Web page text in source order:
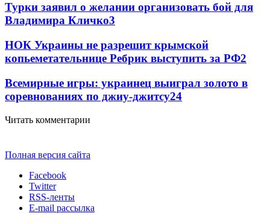
Турки заявил о желании организовать бой для
Владимира Кличко3
НОК Украины не разрешит крымской
копьеметательнице Ребрик выступить за РФ2
Всемирные игры: украинец выиграл золото в
соревнованиях по джиу-джитсу24
Читать комментарии
Полная версия сайта
Facebook
Twitter
RSS-ленты
E-mail рассылка